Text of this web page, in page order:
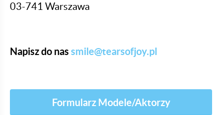
03-741 Warszawa
Napisz do nas smile@tearsofjoy.pl
Formularz Modele/Aktorzy